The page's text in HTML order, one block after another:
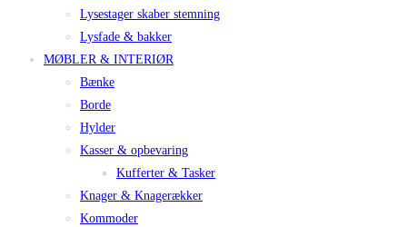
Lysestager skaber stemning
Lysfade & bakker
MØBLER & INTERIØR
Bænke
Borde
Hylder
Kasser & opbevaring
Kufferter & Tasker
Knager & Knagerækker
Kommoder